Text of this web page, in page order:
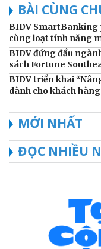
BÀI CÙNG
BIDV SmartBanking
cùng loạt tính năng
BIDV đứng đầu
sách Fortune
BIDV triển khai
dành cho khách
MỚI NHẤT
ĐỌC NHIỀU